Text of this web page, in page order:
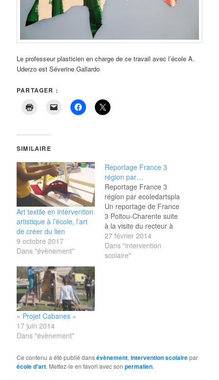
Le professeur plasticien en charge de ce travail avec l’école A.
Uderzo est Séverine Gallardo
PARTAGER :
SIMILAIRE
Art textile en intervention
artistique à l’école, l’art
de créer du lien
9 octobre 2017
Dans "évènement"
Reportage France 3
région par…
Reportage France 3
région par ecoledartspla
Un reportage de France
3 Poitou-Charente suite
à la visite du recteur à
l'école Uderzo, où l'école
d'Art du
grandAngoulême
27 février 2014
Dans "intervention
scolaire"
« Projet Cabanes »
17 juin 2014
Dans "évènement"
Ce contenu a été publié dansévènement,intervention scolairepar
école d'art. Mettez-le en favori avec sonpermalien.